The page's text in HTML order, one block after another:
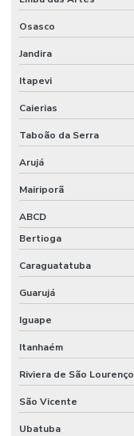
Osasco
Jandira
Itapevi
Caierias
Taboão da Serra
Arujá
Mairiporã
ABCD
Bertioga
Caraguatatuba
Guarujá
Iguape
Itanhaém
Riviera de São Lourenço
São Vicente
Ubatuba